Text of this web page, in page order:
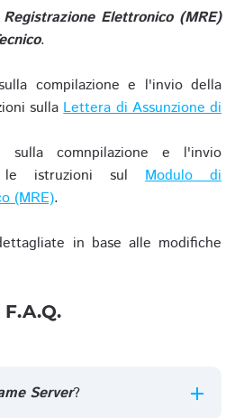
Elettronico (MRE)
.
compilazione e l'invio della
sullaLettera di Assunzione di
sulla comnpilazione e l'invio
istruzioni sul Modulo di
(MRE).
in base alle modifiche
F.A.Q.
Server?